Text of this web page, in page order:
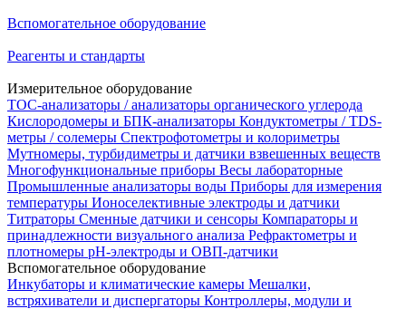
Вспомогательное оборудование
Реагенты и стандарты
Измерительное оборудование
TOC-анализаторы / анализаторы органического углерода
Кислородомеры и БПК-анализаторы Кондуктометры / TDS-
метры / солемеры Спектрофотометры и колориметры
Мутномеры, турбидиметры и датчики взвешенных веществ
Многофункциональные приборы Весы лабораторные
Промышленные анализаторы воды Приборы для измерения
температуры Ионоселективные электроды и датчики
Титраторы Сменные датчики и сенсоры Компараторы и
принадлежности визуального анализа Рефрактометры и
плотномеры pH-электроды и ОВП-датчики
Вспомогательное оборудование
Инкубаторы и климатические камеры Мешалки,
встряхиватели и диспергаторы Контроллеры, модули и